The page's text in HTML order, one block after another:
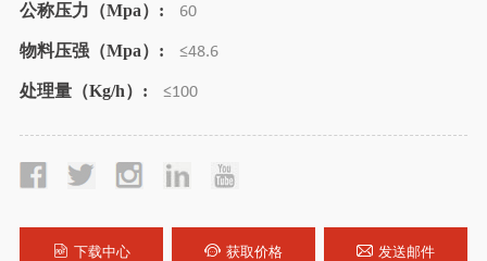
公称压力（Mpa）: 60
物料压强（Mpa）: ≤48.6
处理量（Kg/h）: ≤100
下载中心 获取价格 发送邮件